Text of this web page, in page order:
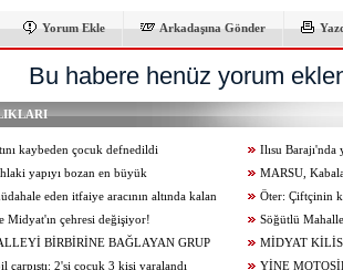
Yorum Ekle Arkadaşına Gönder
Bu habere henüz yorum
kaybeden çocuk defnedildi
Ilısu Barajı'nda
geçti
yapıyı bozan en büyük
kumardır
MARSU,
Yeniliyor
eden itfaiye aracının altında kalan
Öter: Çiftçinin
alınmamalı
Midyat'ın çehresi değişiyor!
Söğütlü
Ediyor
BİRBİRİNE BAĞLAYAN GRUP
MİDYAT
2'si çocuk 3 kişi yaralandı
YİNE